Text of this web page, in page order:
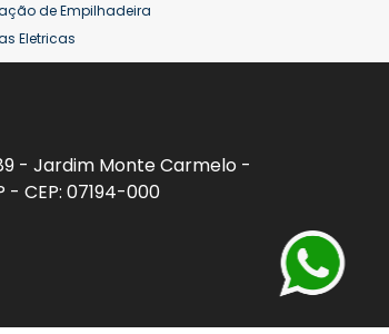
de Empilhadeira
Eletricas
Hyster
25 ton
- Jardim Monte Carmelo -
- CEP: 07194-000